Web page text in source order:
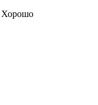
Хорошо